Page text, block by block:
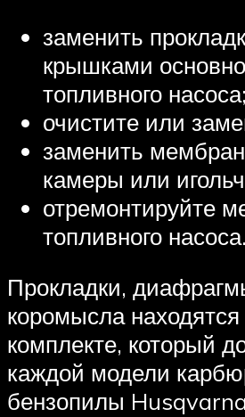
заменить
крышками
топливного насоса;
очистите или
заменить
камеры или
отремонтируйте
топливного насоса.
Прокладки,
коромысла
комплекте, который
каждой модели
бензопилы